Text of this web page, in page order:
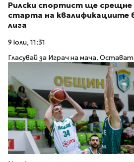
Рилски спортист ще срещне
старта на квалификациите
лига
9 юли, 11:31
Гласувай за Играч на мача.